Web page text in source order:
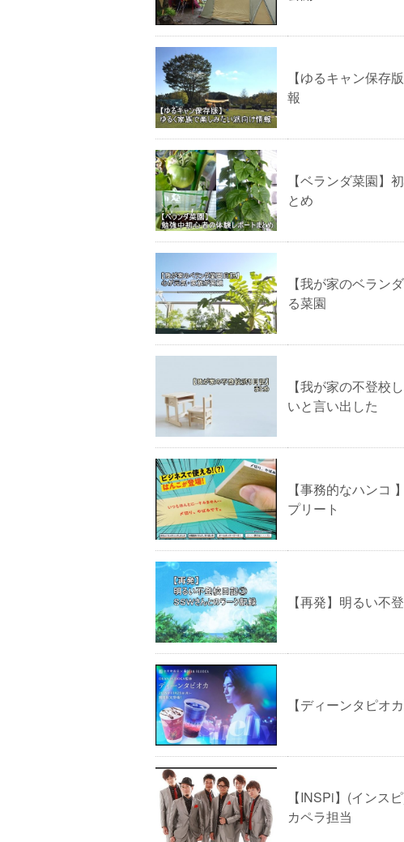
【ゆるキャン保存
報
【ベランダ菜園】
とめ
【我が家のベラン
る菜園
【我が家の不登校
いと言い出した
【事務的なハンコ
プリート
【再発】明るい不
【ディーンタピオ
【INSPi】(インス
カペラ担当